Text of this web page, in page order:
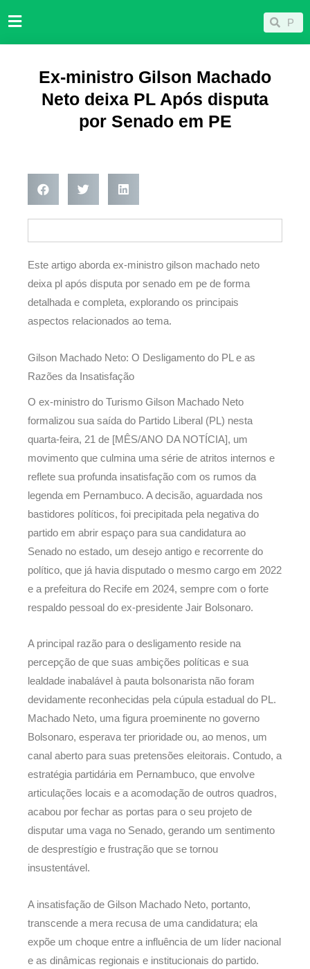
para
Pesquisar
Ex-ministro Gilson Machado
Neto deixa PL Após disputa
por Senado em PE
Este artigo aborda ex-ministro gilson machado neto
deixa pl após disputa por senado em pe de forma
detalhada e completa, explorando os principais
aspectos relacionados ao tema.
Gilson Machado Neto: O Desligamento do PL e as
Razões da Insatisfação
O ex-ministro do Turismo Gilson Machado Neto
formalizou sua saída do Partido Liberal (PL) nesta
quarta-feira, 21 de [MÊS/ANO DA NOTÍCIA], um
movimento que culmina uma série de atritos internos e
reflete sua profunda insatisfação com os rumos da
legenda em Pernambuco. A decisão, aguardada nos
bastidores políticos, foi precipitada pela negativa do
partido em abrir espaço para sua candidatura ao
Senado no estado, um desejo antigo e recorrente do
político, que já havia disputado o mesmo cargo em 2022
e a prefeitura do Recife em 2024, sempre com o forte
respaldo pessoal do ex-presidente Jair Bolsonaro.
A principal razão para o desligamento reside na
percepção de que suas ambições políticas e sua
lealdade inabalável à pauta bolsonarista não foram
devidamente reconhecidas pela cúpula estadual do PL.
Machado Neto, uma figura proeminente no governo
Bolsonaro, esperava ter prioridade ou, ao menos, um
canal aberto para suas pretensões eleitorais. Contudo, a
estratégia partidária em Pernambuco, que envolve
articulações locais e a acomodação de outros quadros,
acabou por fechar as portas para o seu projeto de
disputar uma vaga no Senado, gerando um sentimento
de desprestígio e frustração que se tornou
insustentável.
A insatisfação de Gilson Machado Neto, portanto,
transcende a mera recusa de uma candidatura; ela
expõe um choque entre a influência de um líder nacional
e as dinâmicas regionais e institucionais do partido.